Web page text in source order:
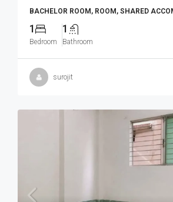
BACHELOR ROOM, ROOM, SHARED
1
Bedroom
1
Bathroom
surojit